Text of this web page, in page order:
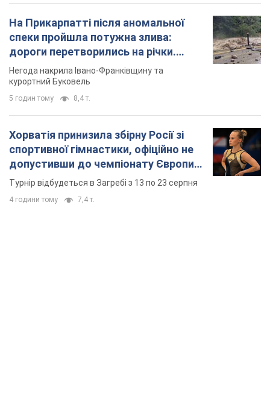
Хорватія принизила збірну Росії зі
спортивної гімнастики, офіційно не
допустивши до чемпіонату Європи
основних спортсменів
4 години тому 7,4 т.